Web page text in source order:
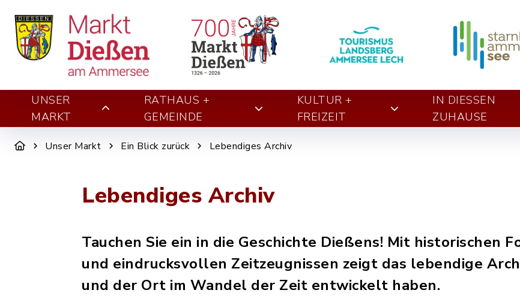
UNSER
MARKT
RATHAUS +
GEMEINDE
KULTUR +
FREIZEIT
IN DIESSEN Z
UHAUSE
Unser Markt Ein Blick zurück Lebendiges Archiv
Lebendiges Archiv
Tauchen Sie ein in die Geschichte Dießens! Mit historischen
und eindrucksvollen Zeitzeugnissen zeigt das lebendige
und der Ort im Wandel der Zeit entwickelt haben.